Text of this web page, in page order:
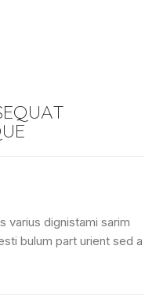
varius dignistami sarim
bulum part urient sed a